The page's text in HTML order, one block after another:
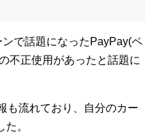
で話題になったPayPay(ペ
不正使用があったと話題に
も流れており、自分のカー
。